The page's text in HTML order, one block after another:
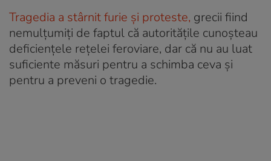
Tragedia a stârnit furie și proteste, grecii fiind
nemulțumiți de faptul că autoritățile cunoșteau
deficiențele rețelei feroviare, dar că nu au luat
suficiente măsuri pentru a schimba ceva și
pentru a preveni o tragedie.